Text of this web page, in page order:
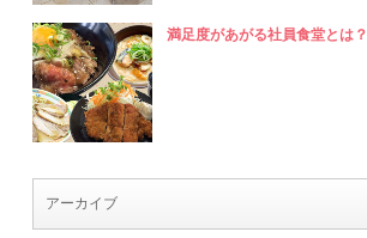
満足度があがる社員食堂とは？